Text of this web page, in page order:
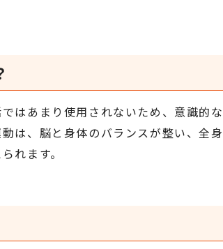
はあまり使用されないため、意識的
は、脳と身体のバランスが整い、全
れます。